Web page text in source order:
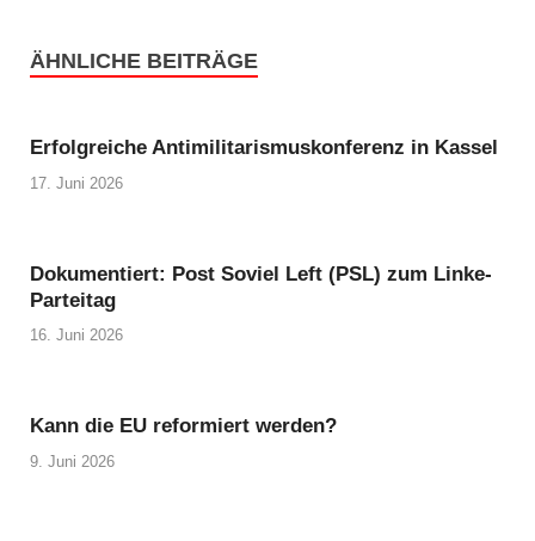
ÄHNLICHE BEITRÄGE
Erfolgreiche Antimilitarismuskonferenz in Kassel
17. Juni 2026
Dokumentiert: Post Soviel Left (PSL) zum Linke-
Parteitag
16. Juni 2026
Kann die EU reformiert werden?
9. Juni 2026